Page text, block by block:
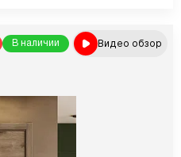
В наличии
Видео обзор